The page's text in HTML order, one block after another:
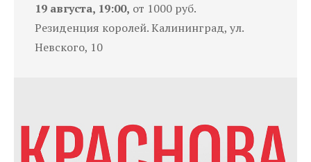
19 августа, 19:00, от 1000 руб.
Резиденция королей. Калининград, ул.
Невского, 10